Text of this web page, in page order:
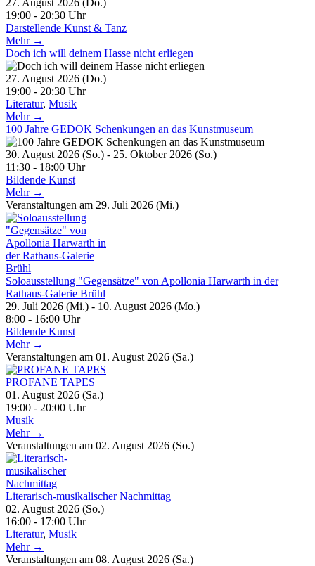
19:00 - 20:30 Uhr
Darstellende Kunst & Tanz
Mehr →
Doch ich will deinem Hasse nicht erliegen
27. August 2026 (Do.)
19:00 - 20:30 Uhr
Literatur, Musik
Mehr →
100 Jahre GEDOK Schenkungen an das Kunstmuseum
30. August 2026 (So.) - 25. Oktober 2026 (So.)
11:30 - 18:00 Uhr
Bildende Kunst
Mehr →
Veranstaltungen am 29. Juli 2026 (Mi.)
Soloausstellung "Gegensätze" von Apollonia Harwarth in der
Rathaus-Galerie Brühl
29. Juli 2026 (Mi.) - 10. August 2026 (Mo.)
8:00 - 16:00 Uhr
Bildende Kunst
Mehr →
Veranstaltungen am 01. August 2026 (Sa.)
PROFANE TAPES
01. August 2026 (Sa.)
19:00 - 20:00 Uhr
Musik
Mehr →
Veranstaltungen am 02. August 2026 (So.)
Literarisch-musikalischer Nachmittag
02. August 2026 (So.)
16:00 - 17:00 Uhr
Literatur, Musik
Mehr →
Veranstaltungen am 08. August 2026 (Sa.)